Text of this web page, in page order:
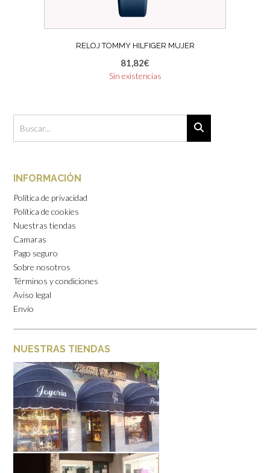
RELOJ TOMMY HILFIGER MUJER
81,82€
Sin existencias
INFORMACIÓN
Política de privacidad
Política de cookies
Nuestras tiendas
Camaras
Pago seguro
Sobre nosotros
Términos y condiciones
Aviso legal
Envío
NUESTRAS TIENDAS